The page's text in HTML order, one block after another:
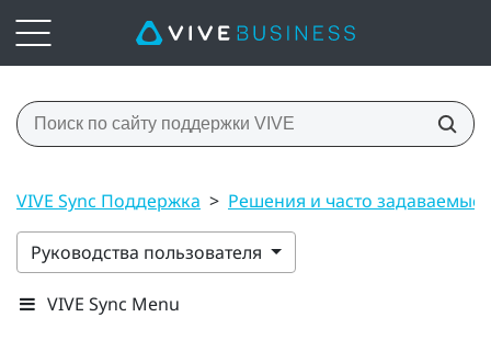
VIVE Sync Поддержка > Решения и часто задаваемые
Руководства пользователя
VIVE Sync Menu